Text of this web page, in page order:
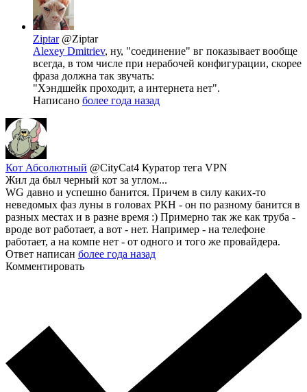
Ziptar @Ziptar
Alexey Dmitriev, ну, "соединение" вг показывает вообще
всегда, в том числе при нерабочей конфигурации, скорее
фраза должна так звучать:
"Хэндшейк проходит, а интернета нет".
Написано более года назад
Кот Абсолютный @CityCat4 Куратор тега VPN
Жил да был черный кот за углом...
WG давно и успешно банится. Причем в силу каких-то
неведомых фаз луны в головах РКН - он по разному банится в
разных местах и в разне время :) Примерно так же как труба -
вроде вот работает, а вот - нет. Например - на телефоне
работает, а на компе нет - от одного и того же провайдера.
Ответ написан более года назад
Комментировать